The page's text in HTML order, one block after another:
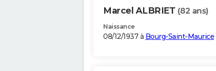
Marcel ALBRIET (82 ans)
Naissance
08/12/1937 à Bourg-Saint-Maurice